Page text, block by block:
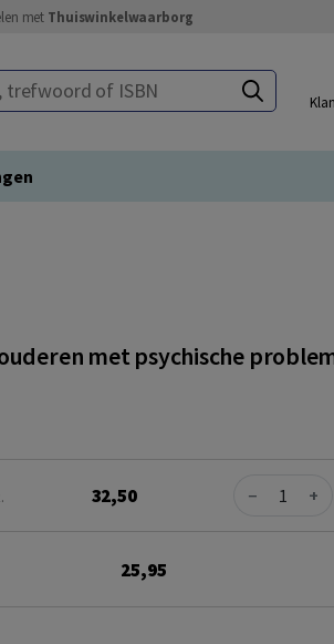
met Thuiswinkelwaarborg
of ISBN
met psychische
32,50 Quantity
− +
25,95